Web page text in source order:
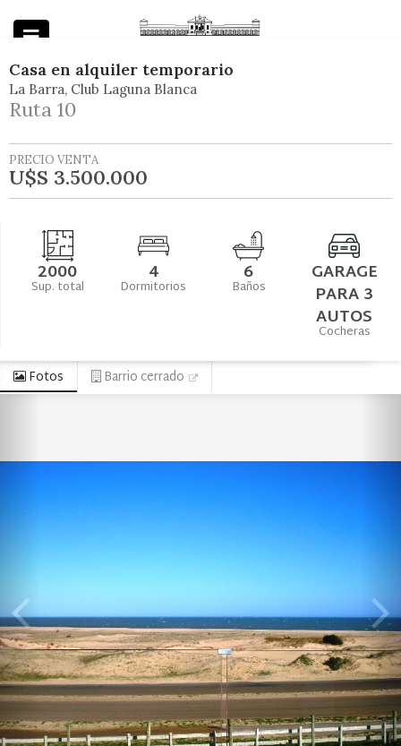
Casa en alquiler temporario
La Barra Club Laguna Blanca
Ruta 10
PRECIO VENTA
U$S 3.500.000
2000
Sup. total 4
Dormitorios 6
Baños GARAGE
PARA 3
AUTOS
Cocheras
Fotos Barrio cerrado